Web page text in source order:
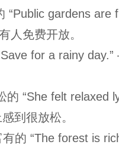
“Public gardens are
人免费开放。
for a rainy
的 “She felt relaxed
到很放松。
的 “The forest is